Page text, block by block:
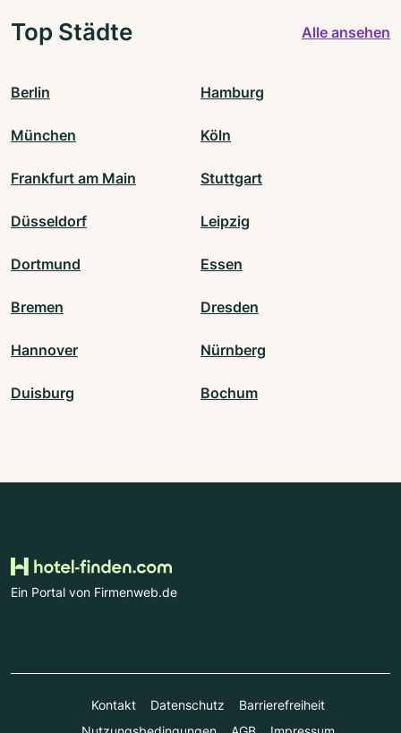
Top Städte Alle ansehen
Berlin Hamburg
München Köln
Frankfurt am Main Stuttgart
Düsseldorf Leipzig
Dortmund Essen
Bremen Dresden
Hannover Nürnberg
Duisburg Bochum
Ein Portal von Firmenweb.de
Kontakt Datenschutz
Barrierefreiheit